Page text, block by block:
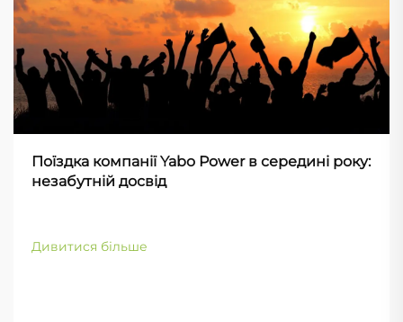
Поїздка компанії Yabo Power в середині року:
незабутній досвід
Дивитися більше